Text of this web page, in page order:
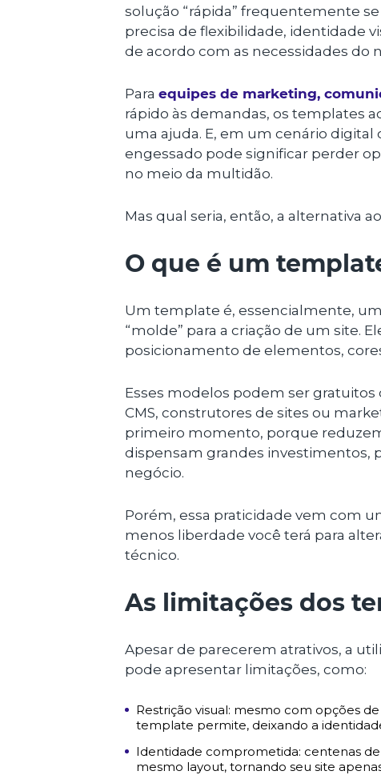
solução “rápida” frequentemente
precisa de flexibilidade, identidade
de acordo com as necessidades do
Para equipes de marketing,
rápido às demandas, os templates
uma ajuda. E, em um cenário
engessado pode significar perder
no meio da multidão.
Mas qual seria, então, a alternativa
O que é um
Um template é, essencialmente,
“molde” para a criação de um site.
posicionamento de elementos,
Esses modelos podem ser
CMS, construtores de sites ou
primeiro momento, porque
dispensam grandes investimentos,
negócio.
Porém, essa praticidade vem com
menos liberdade você terá para
técnico.
As limitações dos
Apesar de parecerem atrativos, a
pode apresentar limitações, como:
Restrição visual: mesmo com opções
template permite, deixando a
Identidade comprometida: centenas
mesmo layout, tornando seu site